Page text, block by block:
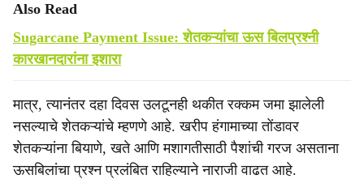
Also Read
Sugarcane Payment Issue: शेतकऱ्यांचा ऊस बिलप्रश्नी
कारखानदारांना इशारा
मात्र, त्यानंतर दहा दिवस उलटूनही थकीत रक्कम जमा झालेली
नसल्याचे शेतकऱ्यांचे म्हणणे आहे. खरीप हंगामाच्या तोंडावर
शेतकऱ्यांना बियाणे, खते आणि मशागतीसाठी पैशांची गरज असताना
ऊसबिलांचा प्रश्न प्रलंबित राहिल्याने नाराजी वाढत आहे.